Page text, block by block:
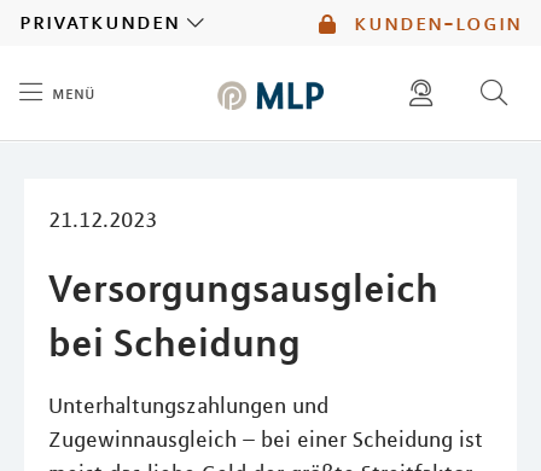
kunden-login
privatkunden
menü
21.12.2023
Versorgungsausgleich
bei Scheidung
Unterhaltungszahlungen und
Zugewinnausgleich – bei einer Scheidung ist